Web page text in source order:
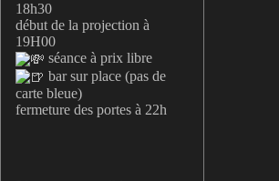
18h30
début de la projection à
19H00
séance à prix libre
bar sur place (pas de
carte bleue)
fermeture des portes à 22h